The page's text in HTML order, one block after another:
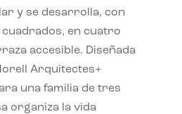
y se desarrolla, con
en cuatro
accesible. Diseñada
Arquitectes+
una familia de tres
organiza la vida